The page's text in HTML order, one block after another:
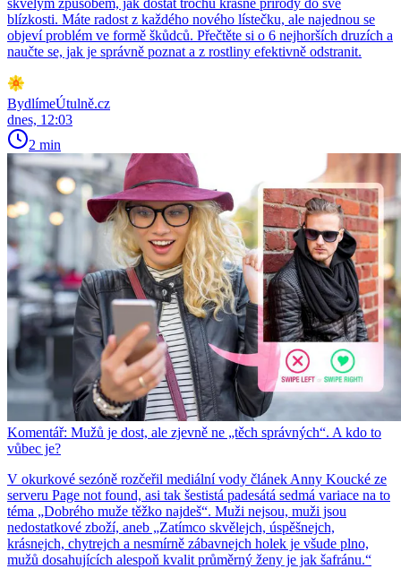
skvělým způsobem, jak dostat trochu krásné přírody do své
blízkosti. Máte radost z každého nového lístečku, ale najednou se
objeví problém ve formě škůdců. Přečtěte si o 6 nejhorších druzích a
naučte se, jak je správně poznat a z rostliny efektivně odstranit.
BydlímeÚtulně.cz
dnes, 12:03
2 min
Komentář: Mužů je dost, ale zjevně ne „těch správných“. A kdo to
vůbec je?
V okurkové sezóně rozčeřil mediální vody článek Anny Koucké ze
serveru Page not found, asi tak šestistá padesátá sedmá variace na to
téma „Dobrého muže těžko najdeš“. Muži nejsou, muži jsou
nedostatkové zboží, aneb „Zatímco skvělejch, úspěšnejch,
krásnejch, chytrejch a nesmírně zábavnejch holek je všude plno,
mužů dosahujících alespoň kvalit průměrný ženy je jak šafránu.“